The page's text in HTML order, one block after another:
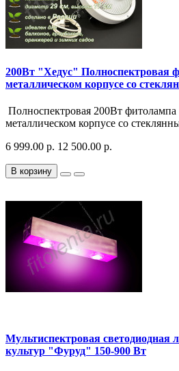
200Вт "Хедус" Полноспектровая
металлическом корпусе со
Полноспектровая 200Вт
металлическом корпусе со
6 999.00 р. 12 500.00 р.
В корзину
Мультиспектровая светодиодная
культур "Фуруд" 150-900 Вт